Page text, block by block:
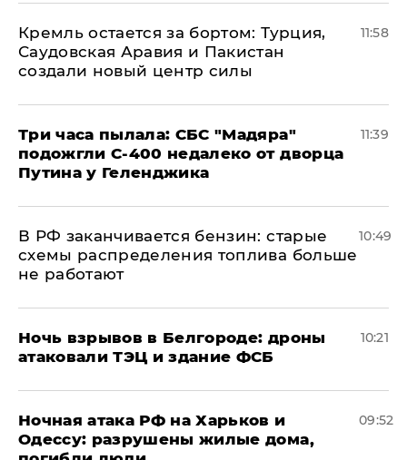
​Кремль остается за бортом: Турция,
Саудовская Аравия и Пакистан
создали новый центр силы
11:58
Три часа пылала: СБС "Мадяра"
подожгли С-400 недалеко от дворца
Путина у Геленджика
11:39
​В РФ заканчивается бензин: старые
схемы распределения топлива больше
не работают
10:49
​Ночь взрывов в Белгороде: дроны
атаковали ТЭЦ и здание ФСБ
10:21
​Ночная атака РФ на Харьков и
Одессу: разрушены жилые дома,
09:52